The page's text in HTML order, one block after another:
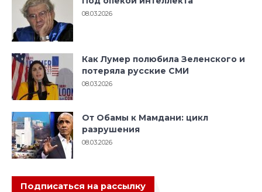
08.03.2026
Как Лумер полюбила Зеленского и
потеряла русские СМИ
08.03.2026
От Обамы к Мамдани: цикл
разрушения
08.03.2026
Подписаться на рассылку